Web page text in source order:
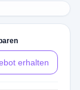
erhalten